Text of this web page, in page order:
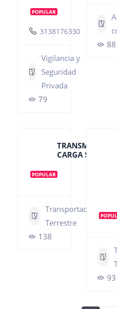
POPULAR
3138176330
Vigilancia y
Seguridad
Privada
79
88
CARGA S.A.S
POPULAR
Transportador
Terrestre
138
93